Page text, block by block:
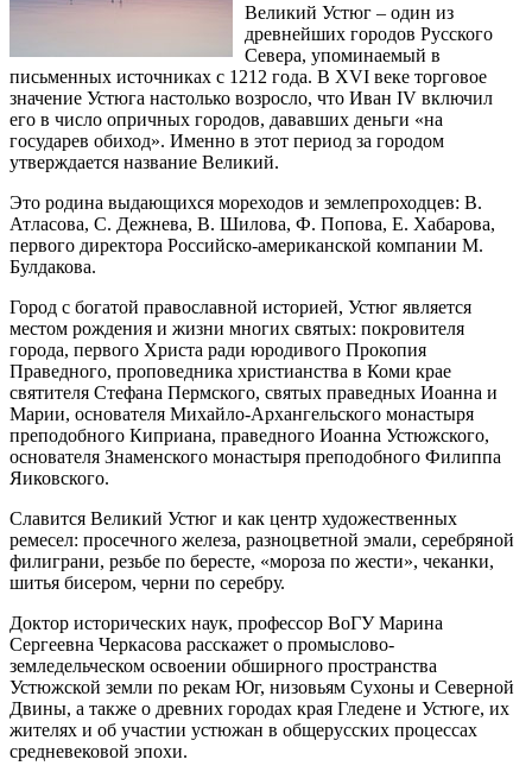
Великий Устюг – один из
древнейших городов Русского
Севера, упоминаемый в
письменных источниках с 1212 года. В XVI веке торговое
значение Устюга настолько возросло, что Иван IV включил
его в число опричных городов, дававших деньги «на
государев обиход». Именно в этот период за городом
утверждается название Великий.
Это родина выдающихся мореходов и землепроходцев: В.
Атласова, С. Дежнева, В. Шилова, Ф. Попова, Е. Хабарова,
первого директора Российско-американской компании М.
Булдакова.
Город с богатой православной историей, Устюг является
местом рождения и жизни многих святых: покровителя
города, первого Христа ради юродивого Прокопия
Праведного, проповедника христианства в Коми крае
святителя Стефана Пермского, святых праведных Иоанна и
Марии, основателя Михайло-Архангельского монастыря
преподобного Киприана, праведного Иоанна Устюжского,
основателя Знаменского монастыря преподобного Филиппа
Яиковского.
Славится Великий Устюг и как центр художественных
ремесел: просечного железа, разноцветной эмали, серебряной
филиграни, резьбе по бересте, «мороза по жести», чеканки,
шитья бисером, черни по серебру.
Доктор исторических наук, профессор ВоГУ Марина
Сергеевна Черкасова расскажет о промыслово-
земледельческом освоении обширного пространства
Устюжской земли по рекам Юг, низовьям Сухоны и Северной
Двины, а также о древних городах края Гледене и Устюге, их
жителях и об участии устюжан в общерусских процессах
средневековой эпохи.